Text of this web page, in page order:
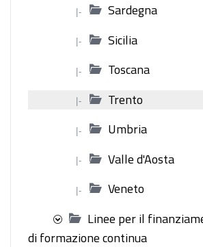
|- Sardegna
|- Sicilia
|- Toscana
|- Trento
|- Umbria
|- Valle d'Aosta
|-
Veneto
Linee per il
di formazione continua